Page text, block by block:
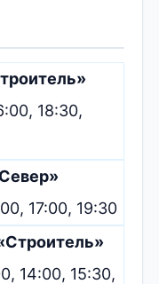
18:30,
17:00, 19:30
14:00, 15:30,